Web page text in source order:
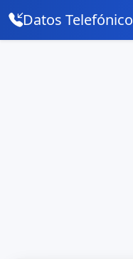
Datos